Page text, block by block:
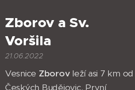
Zborov a Sv.
Voršila
21.06.2022
Vesnice Zborovleží asi 7 km od
Českých Budějovic. První